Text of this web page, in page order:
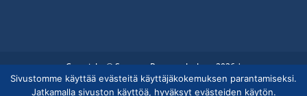
Copyright © Suomen Rotarypalvelu ry 2026 |
Jäsentietojärjestelmän tietosuojaseloste|Henkilötietojen
Sivustomme käyttää evästeitä käyttäjäkokemuksen parantamiseksi.
Jatkamalla sivuston käyttöä, hyväksyt evästeiden käytön.